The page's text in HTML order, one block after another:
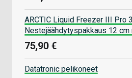
ARCTIC Liquid Freezer III Pro
Nestejäähdytyspakkaus 12
75,90 €
Datatronic pelikoneet